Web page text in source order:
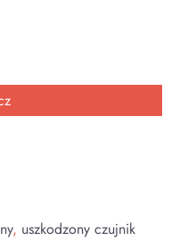
, uszkodzony czujnik